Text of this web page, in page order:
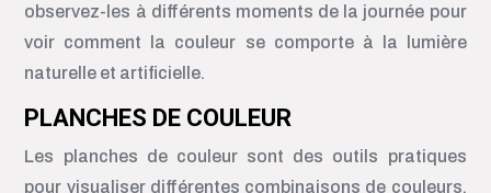
observez-les à différents moments de la journée pour
voir comment la couleur se comporte à la lumière
naturelle et artificielle.
PLANCHES DE COULEUR
Les planches de couleur sont des outils pratiques
pour visualiser différentes combinaisons de couleurs.